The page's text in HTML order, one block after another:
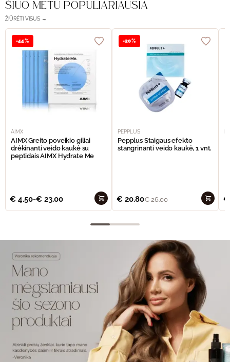
ŠIUO METU POPULIARIAUSIA
ŽIŪRĖTI VISUS →
-44%
AIMX
AIMX Greito poveikio giliai
drėkinanti veido kaukė su
peptidais AIMX Hydrate Me
€ 4.50-€ 23.00
-20%
PEPPLUS
Pepplus Staigaus efekto
stangrinanti veido kaukė, 1 vnt.
€ 20.80€26.00 €